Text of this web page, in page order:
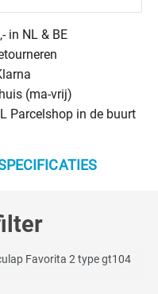
in NL & BE
(ma-vrij)
Parcelshop in de buurt
Favorita 2 type gt104